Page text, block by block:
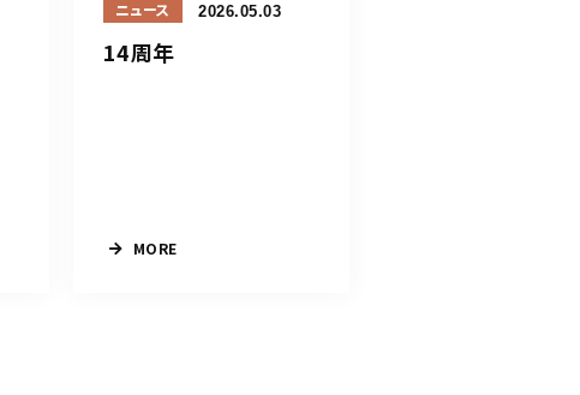
ニュース 2026.05.03
14周年
MORE